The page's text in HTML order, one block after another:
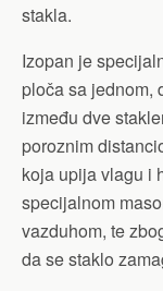
stakla.
Izopan je
ploča sa jednom,
između dve
poroznim
koja upija vlagu i
specijalnom
vazduhom, te
da se staklo